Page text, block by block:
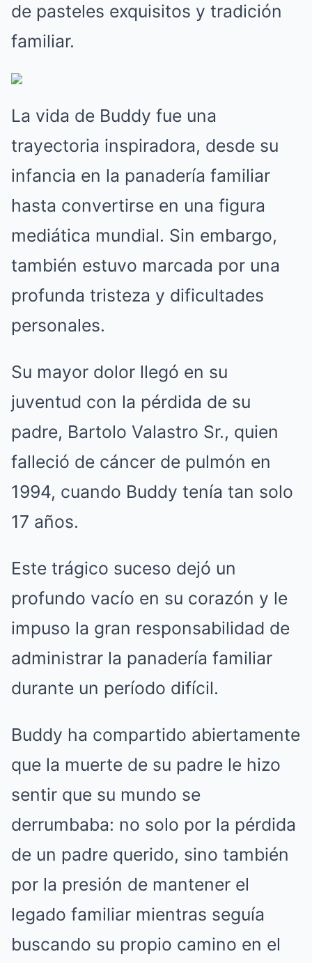
de pasteles exquisitos y tradición
familiar.
La vida de Buddy fue una
trayectoria inspiradora, desde su
infancia en la panadería familiar
hasta convertirse en una figura
mediática mundial. Sin embargo,
también estuvo marcada por una
profunda tristeza y dificultades
personales.
Su mayor dolor llegó en su
juventud con la pérdida de su
padre, Bartolo Valastro Sr., quien
falleció de cáncer de pulmón en
1994, cuando Buddy tenía tan solo
17 años.
Este trágico suceso dejó un
profundo vacío en su corazón y le
impuso la gran responsabilidad de
administrar la panadería familiar
durante un período difícil.
Buddy ha compartido abiertamente
que la muerte de su padre le hizo
sentir que su mundo se
derrumbaba: no solo por la pérdida
de un padre querido, sino también
por la presión de mantener el
legado familiar mientras seguía
buscando su propio camino en el